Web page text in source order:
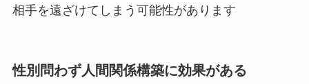
相手を遠ざけてしまう可能性があります
性別問わず人間関係構築に効果がある